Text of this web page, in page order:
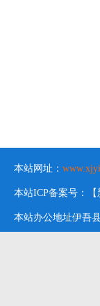
本站网址：
本站ICP备案号：【
本站办公地址伊吾